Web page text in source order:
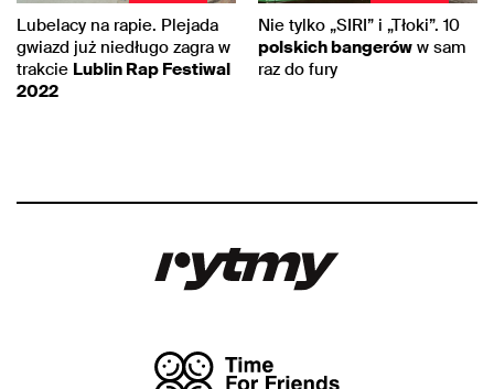
Lubelacy na rapie. Plejada
gwiazd już niedługo zagra w
trakcie Lublin Rap Festiwal
2022
Nie tylko „SIRI” i „Tłoki”. 10
polskich bangerów w sam
raz do fury